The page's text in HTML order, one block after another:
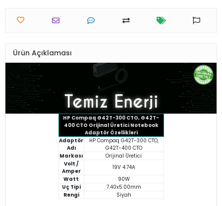
Ürün Açıklaması
HP Compaq G42T-300 CTO, G42T-
400 CTO Orijinal Üretici Notebook
Adaptör Özellikleri
Adaptör
Adı
HP Compaq G42T-300 CTO,
G42T-400 CTO
Markası
Orijinal Üretici
Volt /
Amper
19V 4.74A
Watt
90W
Uç Tipi
7.40x5.00mm
Rengi
Siyah